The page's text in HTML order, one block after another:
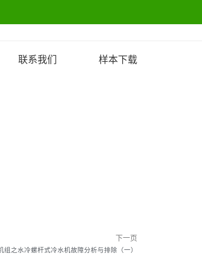
联系我们 样本下载
下一页
组之水冷螺杆式冷水机故障分析与排除（一）